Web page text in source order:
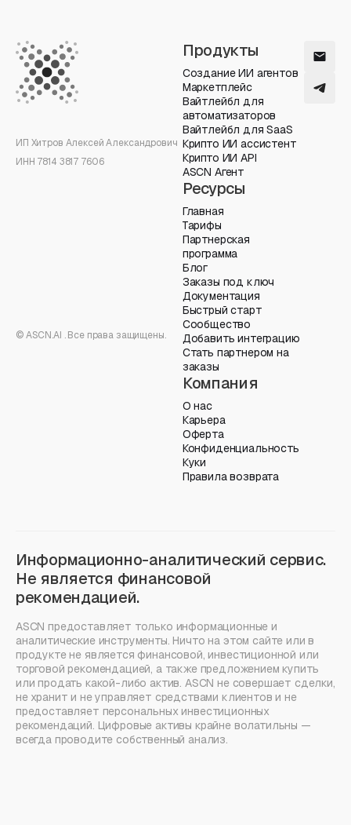
ИП Хитров Алексей Александрович
ИНН 7814 3817 7606
© ASCN.AI . Все права защищены.
Продукты
Создание ИИ агентов
Маркетплейс
Вайтлейбл для
автоматизаторов
Вайтлейбл для SaaS
Крипто ИИ ассистент
Крипто ИИ API
ASCN Агент
Ресурсы
Главная
Тарифы
Партнерская
программа
Блог
Заказы под ключ
Документация
Быстрый старт
Сообщество
Добавить интеграцию
Стать партнером на
заказы
Компания
О нас
Карьера
Оферта
Конфиденциальность
Куки
Правила возврата
Информационно-аналитический сервис.
Не является финансовой
рекомендацией.
ASCN предоставляет только информационные и
аналитические инструменты. Ничто на этом сайте или в
продукте не является финансовой, инвестиционной или
торговой рекомендацией, а также предложением купить
или продать какой-либо актив. ASCN не совершает сделки,
не хранит и не управляет средствами клиентов и не
предоставляет персональных инвестиционных
рекомендаций. Цифровые активы крайне волатильны —
всегда проводите собственный анализ.